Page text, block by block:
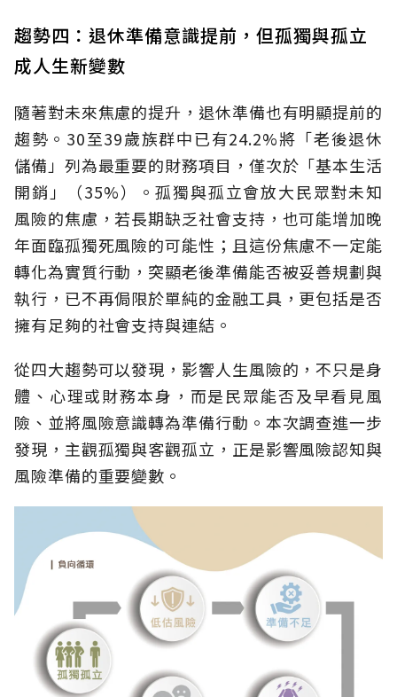
趨勢四：退休準備意識提前，但孤獨與孤立
成人生新變數
隨著對未來焦慮的提升，退休準備也有明顯提前的
趨勢。30至39歲族群中已有24.2%將「老後退休
儲備」列為最重要的財務項目，僅次於「基本生活
開銷」（35%）。孤獨與孤立會放大民眾對未知
風險的焦慮，若長期缺乏社會支持，也可能增加晚
年面臨孤獨死風險的可能性；且這份焦慮不一定能
轉化為實質行動，突顯老後準備能否被妥善規劃與
執行，已不再侷限於單純的金融工具，更包括是否
擁有足夠的社會支持與連結。
從四大趨勢可以發現，影響人生風險的，不只是身
體、心理或財務本身，而是民眾能否及早看見風
險、並將風險意識轉為準備行動。本次調查進一步
發現，主觀孤獨與客觀孤立，正是影響風險認知與
風險準備的重要變數。